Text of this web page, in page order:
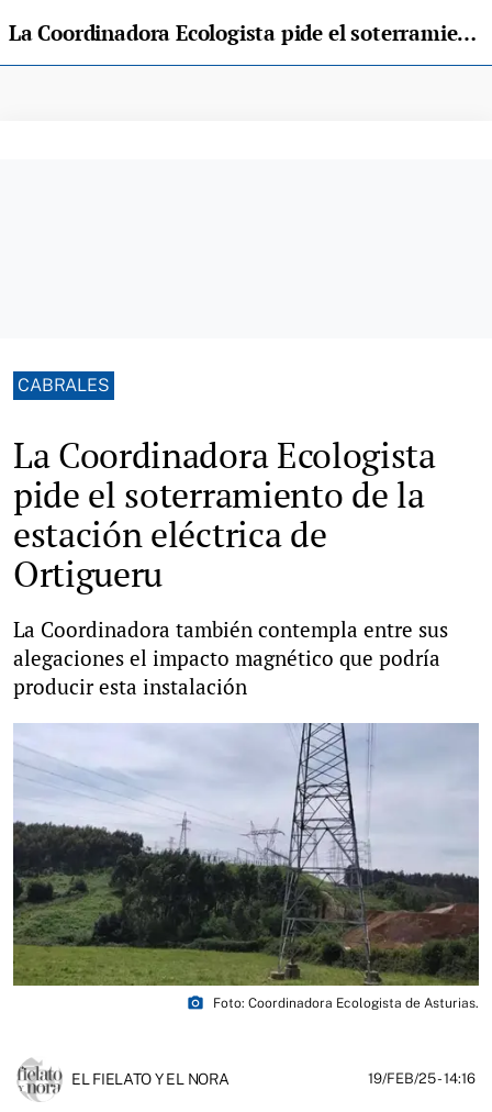
La Coordinadora Ecologista pide el soterramiento de la estación eléctrica de Ortigueru
CABRALES
La Coordinadora Ecologista
pide el soterramiento de la
estación eléctrica de
Ortigueru
La Coordinadora también contempla entre sus
alegaciones el impacto magnético que podría
producir esta instalación
photo_camera Foto: Coordinadora Ecologista de Asturias.
EL FIELATO Y EL NORA 19/FEB/25- 14:16